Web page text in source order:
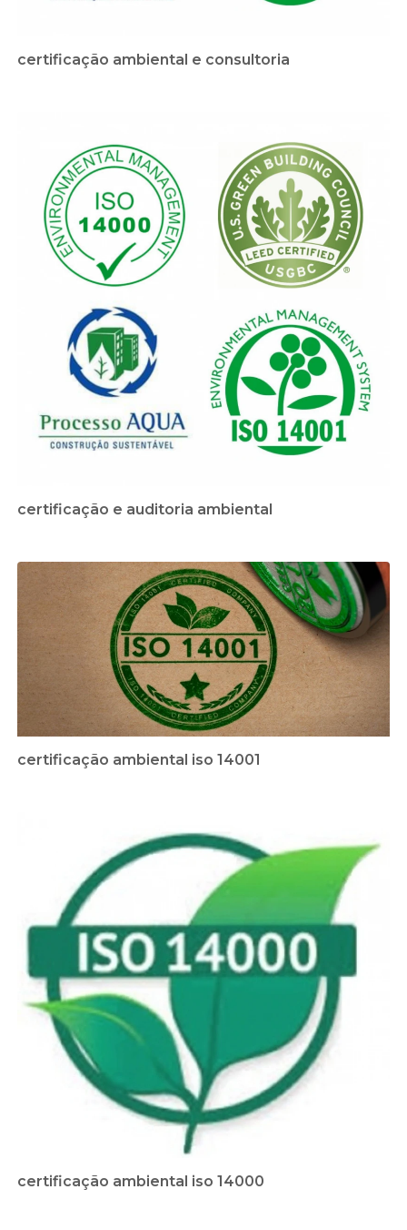
certificação ambiental e consultoria
certificação e auditoria ambiental
certificação ambiental iso 14001
certificação ambiental iso 14000